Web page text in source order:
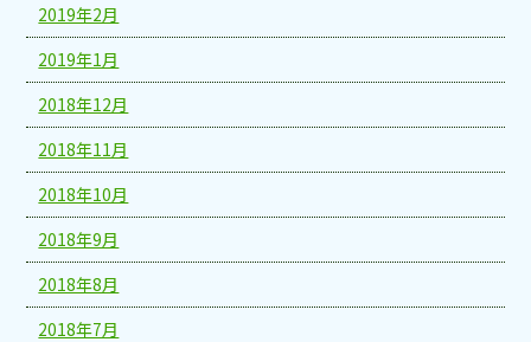
2019年2月
2019年1月
2018年12月
2018年11月
2018年10月
2018年9月
2018年8月
2018年7月